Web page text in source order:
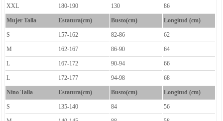
XXL 180-190 130 86
Mujer Talla Estatura(cm) Busto(cm) Longitud (cm)
S 157-162 82-86 62
M 162-167 86-90 64
L 167-172 90-94 66
L 172-177 94-98 68
Nino Talla Estatura(cm) Busto(cm) Longitud (cm)
S 135-140 84 56